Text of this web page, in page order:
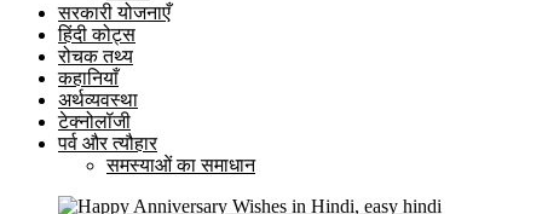
सरकारी योजनाएँ
हिंदी कोट्स
रोचक तथ्य
कहानियाँ
अर्थव्यवस्था
टेक्नोलॉजी
पर्व और त्यौहार
समस्याओं का समाधान